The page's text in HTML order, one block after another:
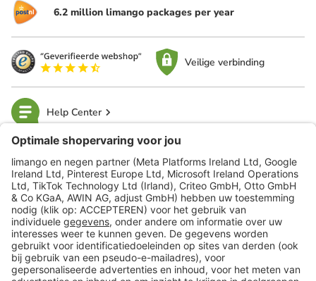
6.2 million limango packages per year
Veilige verbinding
Help Center
limango
Veilig winkelen
Klantenservice
Shop